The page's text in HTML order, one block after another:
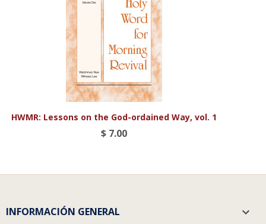
HWMR: Lessons on the God-ordained Way, vol. 1
$ 7.00
INFORMACIÓN GENERAL 